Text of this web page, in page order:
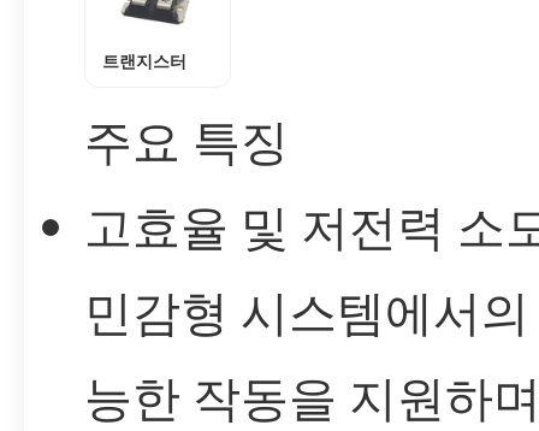
트랜지스터
주요 특징
고효율 및 저전력 소
민감형 시스템에서
능한 작동을 지원하